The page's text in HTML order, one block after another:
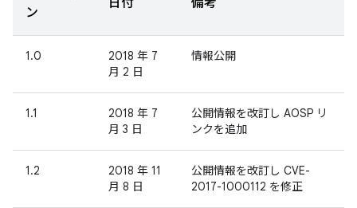
ン
日付 備考
1.0
2018 年 7
月 2 日
情報公開
1.1
2018 年 7
月 3 日
公開情報を改訂し AOSP リ
ンクを追加
1.2
2018 年 11
月 8 日
公開情報を改訂し CVE-
2017-1000112 を修正